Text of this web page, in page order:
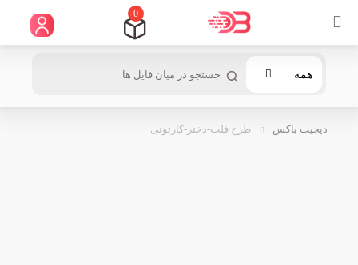
0
همه
دیجیت باکس طرح فلت-دختر-کارتونی